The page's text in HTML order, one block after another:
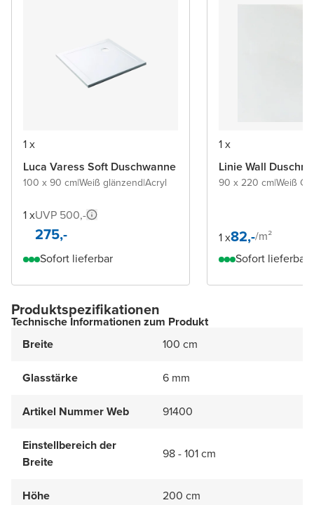
1 x
Luca Varess Soft Duschwanne
100 x 90 cm|Weiß glänzend|Acryl
1 xUVP 500,-
275,-
Sofort lieferbar
1 x
Linie Wall
90 x 220 cm|Weiß
1 x82,-/m²
Sofort lieferbar
Produktspezifikationen
Technische Informationen zum Produkt
Breite
100 cm
Glasstärke 6 mm
Artikel Nummer Web 91400
Einstellbereich der
Breite
98 - 101 cm
Höhe 200 cm